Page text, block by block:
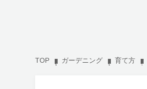
TOP ガーデニング 育て方